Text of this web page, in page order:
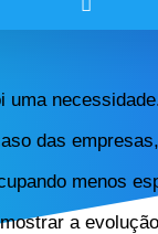
uma
das
menos
a